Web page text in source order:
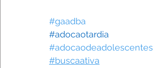
#gaadba
#adocaotardia
#adocaodeadolescentes
#buscaativa